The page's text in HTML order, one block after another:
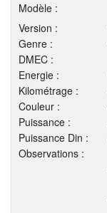
Modèle :
Version :
Genre :
DMEC :
Energie :
Kilométrage :
Couleur :
Puissance :
Puissance Din :
Observations :